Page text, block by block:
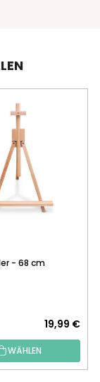
- 68 cm
19,99 €
WÄHLEN